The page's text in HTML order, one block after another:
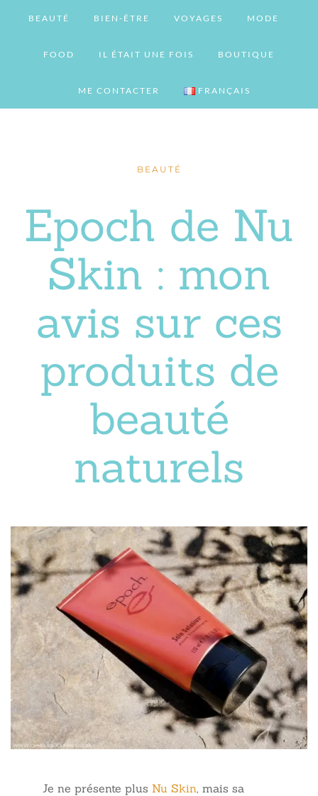
BEAUTÉ BIEN-ÊTRE VOYAGES MODE
FOOD IL ÉTAIT UNE FOIS BOUTIQUE
ME CONTACTER FRANÇAIS
BEAUTÉ
Epoch de Nu
Skin : mon
avis sur ces
produits de
beauté
naturels
Je ne présente plus Nu Skin, mais sa